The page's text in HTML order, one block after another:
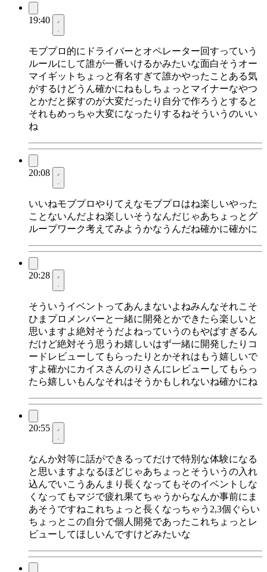
19:40
モブプロ的にドライバーとオペレーター回すっていう
ルールにして誰が一番いけるかみたいな面白そうオー
マイギットちょっと有名すぎて誰かやったことある気
がするけどうん確かにねもしちょっとマイナーなやつ
とかだと探すのが大変だったり自分で作ろうとすると
それもめっちゃ大変になったりするねそういうのいい
ね
20:08
いいねモブプロやりてえなモブプロはね楽しいやった
ことないんだよね楽しいそうなんだじゃあちょっとグ
ループワーク考えてみようかなうんだね確かに確かに
20:28
そういうイベントってあんまないよねみんなそれこそ
ひまプロメンバーと一緒に開発とかできたら楽しいと
思いますよ絶対そうだよねっていうのもやばすぎるん
だけど絶対そう思うわ嬉しいはず一緒に開発したりコ
ードレビューしてもらったりとかそれはもう嬉しいで
すよ確かにカイスさんのりさんにレビューしてもらっ
たら嬉しいもんなそれはそうかもしれないね確かにね
20:55
なんか対等に話ができるってだけで特別な体験になる
と思いますよなるほどじゃあちょっとそういうの入れ
込んでいこうあんまり長くなってもそのイベントしな
くなってもマジで疲れ果てちゃうからなんか事前にま
あそうですねこれちょっと長くなっちゃう2,3個ぐらい
ちょっとこの自分で個人開発であったこれちょっとレ
ビューしてほしいんですけどみたいな